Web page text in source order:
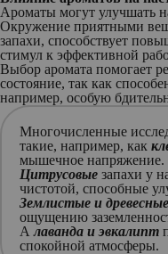
Ароматы могут улучшать
Окружение приятными
запахи, способствует
стимул к эффективной
Выбор аромата помогает
состояние, так как
например, особую
Многочисленные
такие, например, как
мышечное напряжение.
Цитрусовые запахи у
чистотой, способные
Землистые и древесные
ощущению
Алаванда и эвкалипт
спокойной атмосферы.